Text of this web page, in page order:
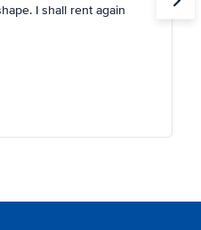
I shall rent again